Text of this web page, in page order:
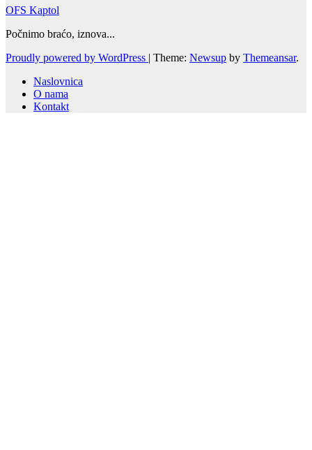
OFS Kaptol
Počnimo braćo, iznova...
Proudly powered by WordPress | Theme: Newsup by Themeansar.
Naslovnica
O nama
Kontakt